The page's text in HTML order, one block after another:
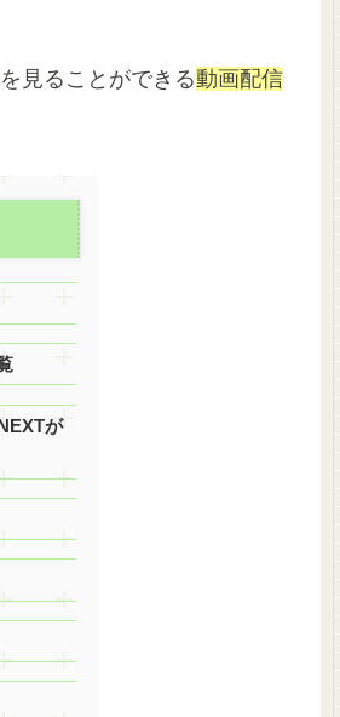
見ることができる動画配信
が